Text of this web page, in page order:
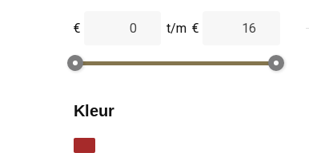
€ t/m €
Kleur